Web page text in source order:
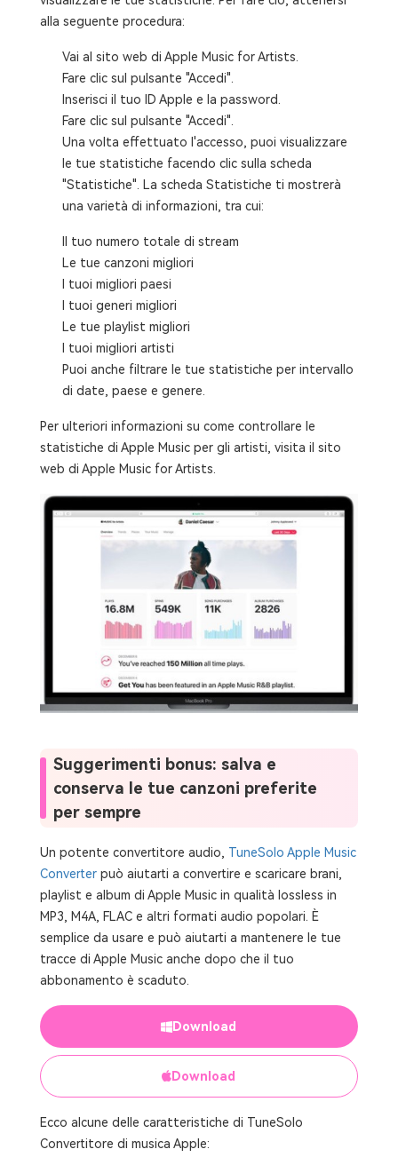
alla seguente procedura:
Vai al sito web di Apple Music for Artists.
Fare clic sul pulsante "Accedi".
Inserisci il tuo ID Apple e la password.
Fare clic sul pulsante "Accedi".
Una volta effettuato l'accesso, puoi visualizzare
le tue statistiche facendo clic sulla scheda
"Statistiche". La scheda Statistiche ti mostrerà
una varietà di informazioni, tra cui:
Il tuo numero totale di stream
Le tue canzoni migliori
I tuoi migliori paesi
I tuoi generi migliori
Le tue playlist migliori
I tuoi migliori artisti
Puoi anche filtrare le tue statistiche per intervallo
di date, paese e genere.
Per ulteriori informazioni su come controllare le
statistiche di Apple Music per gli artisti, visita il sito
web di Apple Music for Artists.
Suggerimenti bonus: salva e
conserva le tue canzoni preferite
per sempre
Un potente convertitore audio, TuneSolo Apple Music
Converterpuò aiutarti a convertire e scaricare brani,
playlist e album di Apple Music in qualità lossless in
MP3, M4A, FLAC e altri formati audio popolari. È
semplice da usare e può aiutarti a mantenere le tue
tracce di Apple Music anche dopo che il tuo
abbonamento è scaduto.
Download
Download
Ecco alcune delle caratteristiche di TuneSolo
Convertitore di musica Apple: